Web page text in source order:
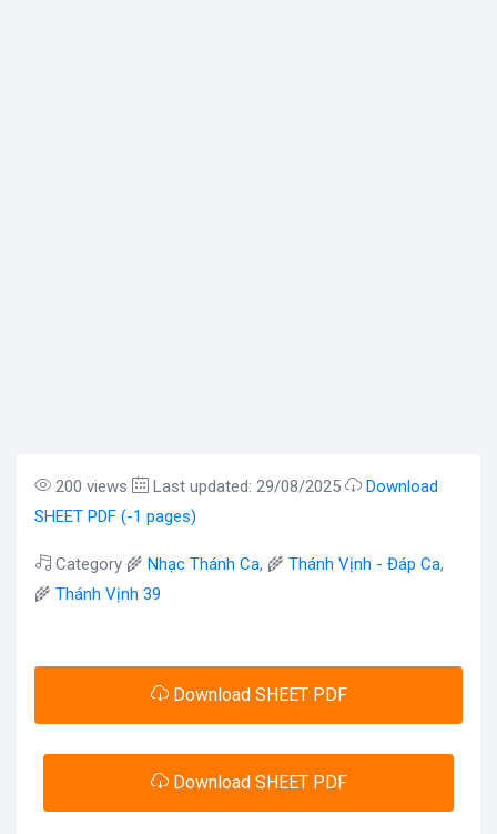
200 views Last updated: 29/08/2025
Download
SHEET PDF (-1 pages)
Category 🌾 Nhạc Thánh Ca, 🌾 Thánh Vịnh - Đáp Ca,
🌾 Thánh Vịnh 39
Download SHEET PDF
Download SHEET PDF